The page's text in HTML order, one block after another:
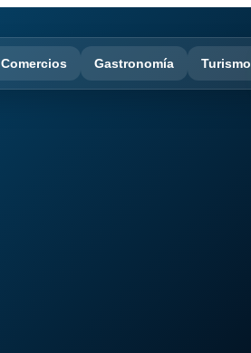
Comercios Gastronomía Turismo